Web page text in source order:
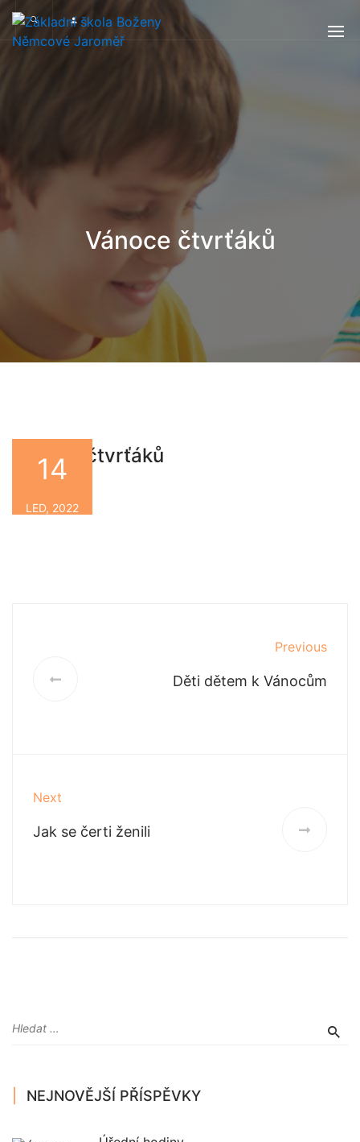
Vánoce čtvrťáků
Vánoce čtvrťáků
14
LED, 2022
Previous
Děti dětem k Vánocům
Next
Jak se čerti ženili
NEJNOVĚJŠÍ PŘÍSPĚVKY